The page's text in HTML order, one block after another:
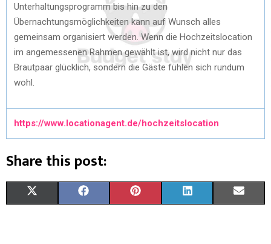
Unterhaltungsprogramm bis hin zu den
Übernachtungsmöglichkeiten kann auf Wunsch alles
gemeinsam organisiert werden. Wenn die Hochzeitslocation
im angemessenen Rahmen gewählt ist, wird nicht nur das
Brautpaar glücklich, sondern die Gäste fühlen sich rundum
wohl.
https://www.locationagent.de/hochzeitslocation
Share this post: